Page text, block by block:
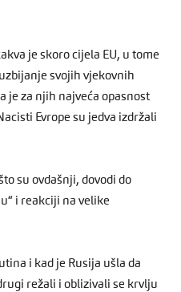
je skoro cijela EU, u tome
svojih vjekovnih
je za njih najveća opasnost
Evrope su jedva izdržali
su ovdašnji, dovodi do
i reakciji na velike
i kad je Rusija ušla da
režali i oblizivali se krvlju